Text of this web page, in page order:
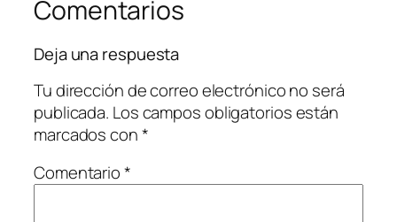
Comentarios
Deja una respuesta
Tu dirección de correo electrónico no será
publicada. Los campos obligatorios están
marcados con*
Comentario*